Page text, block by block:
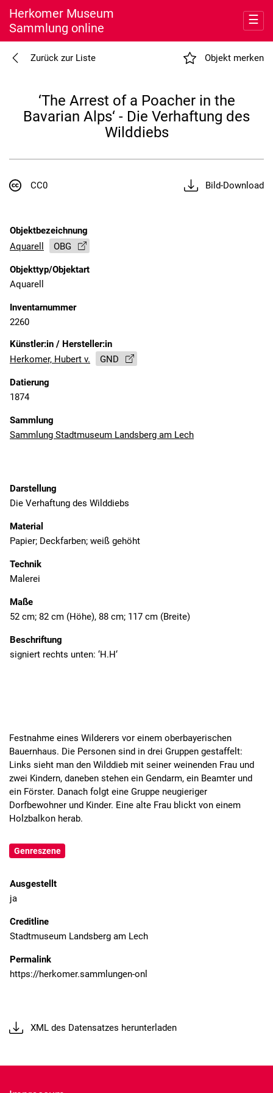
Herkomer Museum
Sammlung online
☰
Entdecken
Museum
Zurück zur Liste Objekt merken
‘The Arrest of a Poacher in the
Bavarian Alps‘ - Die Verhaftung des
Wilddiebs
CC0 Bild-Download
Objektbezeichnung
Aquarell
OBG
Objekttyp/Objektart
Aquarell
Inventarnummer
2260
Künstler:in / Hersteller:in
Herkomer, Hubert v.
GND
Datierung
1874
Sammlung
Sammlung Stadtmuseum Landsberg am Lech
Darstellung
Die Verhaftung des Wilddiebs
Material
Papier; Deckfarben; weiß gehöht
Technik
Malerei
Maße
52 cm; 82 cm (Höhe), 88 cm; 117 cm (Breite)
Beschriftung
signiert rechts unten: ‘H.H‘
Festnahme eines Wilderers vor einem oberbayerischen
Bauernhaus. Die Personen sind in drei Gruppen gestaffelt:
Links sieht man den Wilddieb mit seiner weinenden Frau und
zwei Kindern, daneben stehen ein Gendarm, ein Beamter und
ein Förster. Danach folgt eine Gruppe neugieriger
Dorfbewohner und Kinder. Eine alte Frau blickt von einem
Holzbalkon herab.
Genreszene
Ausgestellt
ja
Creditline
Stadtmuseum Landsberg am Lech
Permalink
XML des Datensatzes herunterladen